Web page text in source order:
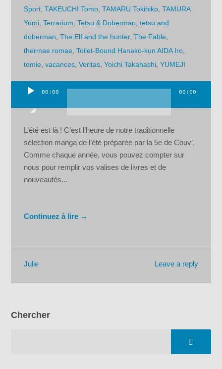
Sport ,TAKEUCHI Tomo ,TAMARU Tokihiko ,TAMURA
Yumi ,Terrarium ,Tetsu & Doberman ,tetsu and
doberman ,The Elf and the hunter,The Fable
thermae romae ,Toilet-Bound Hanako-kun AIDA Iro
tomie ,vacances ,Veritas ,Yoichi Takahashi ,YUMEJI
00:00 00:00
L’été est là ! C’est l’heure de notre traditionnelle
sélection manga de l’été préparée par la 5e de Couv’.
Comme chaque année, vous pouvez compter sur
nous pour remplir vos valises de livres et de
nouveautés...
Continuez à lire →
Leave a reply
Julie
Chercher